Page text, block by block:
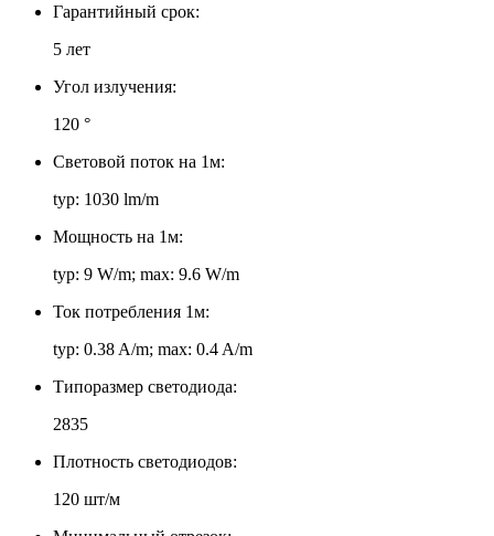
Гарантийный срок:
5 лет
Угол излучения:
120 °
Световой поток на 1м:
typ: 1030 lm/m
Мощность на 1м:
typ: 9 W/m; max: 9.6 W/m
Ток потребления 1м:
typ: 0.38 A/m; max: 0.4 A/m
Типоразмер светодиода:
2835
Плотность светодиодов:
120 шт/м